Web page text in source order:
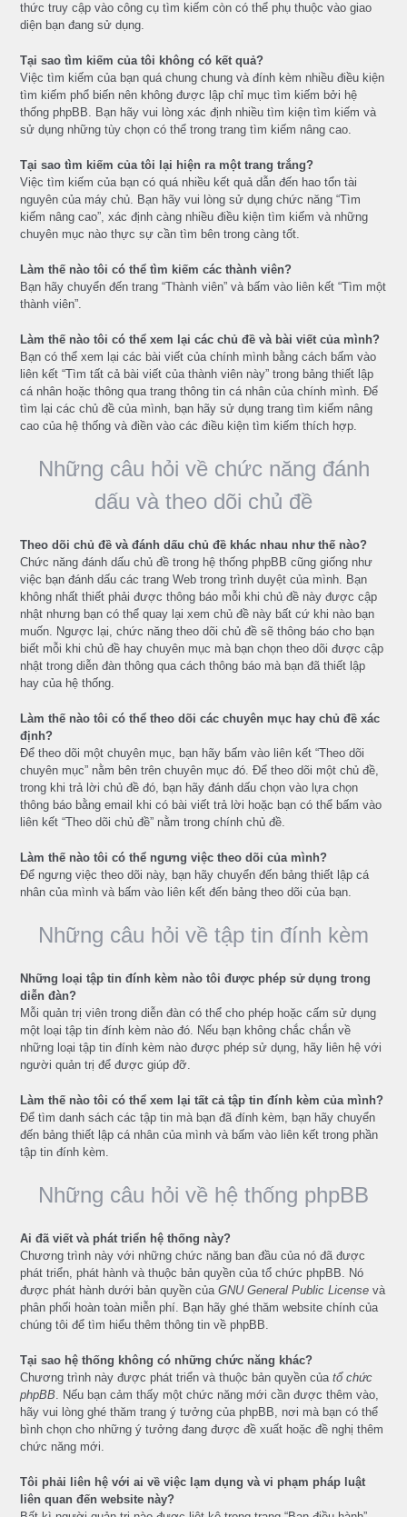
thức truy cập vào công cụ tìm kiếm còn có thể phụ thuộc vào giao
diện bạn đang sử dụng.
Tại sao tìm kiếm của tôi không có kết quả?
Việc tìm kiếm của bạn quá chung chung và đính kèm nhiều điều kiện
tìm kiếm phổ biến nên không được lập chỉ mục tìm kiếm bởi hệ
thống phpBB. Bạn hãy vui lòng xác định nhiều tìm kiện tìm kiếm và
sử dụng những tùy chọn có thể trong trang tìm kiếm nâng cao.
Tại sao tìm kiếm của tôi lại hiện ra một trang trắng?
Việc tìm kiếm của bạn có quá nhiều kết quả dẫn đến hao tổn tài
nguyên của máy chủ. Bạn hãy vui lòng sử dụng chức năng “Tìm
kiếm nâng cao”, xác định càng nhiều điều kiện tìm kiếm và những
chuyên mục nào thực sự cần tìm bên trong càng tốt.
Làm thế nào tôi có thể tìm kiếm các thành viên?
Bạn hãy chuyển đến trang “Thành viên” và bấm vào liên kết “Tìm một
thành viên”.
Làm thế nào tôi có thể xem lại các chủ đề và bài viết của mình?
Bạn có thể xem lại các bài viết của chính mình bằng cách bấm vào
liên kết “Tìm tất cả bài viết của thành viên này” trong bảng thiết lập
cá nhân hoặc thông qua trang thông tin cá nhân của chính mình. Để
tìm lại các chủ đề của mình, bạn hãy sử dụng trang tìm kiếm nâng
cao của hệ thống và điền vào các điều kiện tìm kiếm thích hợp.
Những câu hỏi về chức năng đánh
dấu và theo dõi chủ đề
Theo dõi chủ đề và đánh dấu chủ đề khác nhau như thế nào?
Chức năng đánh dấu chủ đề trong hệ thống phpBB cũng giống như
việc bạn đánh dấu các trang Web trong trình duyệt của mình. Bạn
không nhất thiết phải được thông báo mỗi khi chủ đề này được cập
nhật nhưng bạn có thể quay lại xem chủ đề này bất cứ khi nào bạn
muốn. Ngược lại, chức năng theo dõi chủ đề sẽ thông báo cho bạn
biết mỗi khi chủ đề hay chuyên mục mà bạn chọn theo dõi được cập
nhật trong diễn đàn thông qua cách thông báo mà bạn đã thiết lập
hay của hệ thống.
Làm thế nào tôi có thể theo dõi các chuyên mục hay chủ đề xác
định?
Để theo dõi một chuyên mục, bạn hãy bấm vào liên kết “Theo dõi
chuyên mục” nằm bên trên chuyên mục đó. Để theo dõi một chủ đề,
trong khi trả lời chủ đề đó, bạn hãy đánh dấu chọn vào lựa chọn
thông báo bằng email khi có bài viết trả lời hoặc bạn có thể bấm vào
liên kết “Theo dõi chủ đề” nằm trong chính chủ đề.
Làm thế nào tôi có thể ngưng việc theo dõi của mình?
Để ngưng việc theo dõi này, bạn hãy chuyển đến bảng thiết lập cá
nhân của mình và bấm vào liên kết đến bảng theo dõi của bạn.
Những câu hỏi về tập tin đính kèm
Những loại tập tin đính kèm nào tôi được phép sử dụng trong
diễn đàn?
Mỗi quản trị viên trong diễn đàn có thể cho phép hoặc cấm sử dụng
một loại tập tin đính kèm nào đó. Nếu bạn không chắc chắn về
những loại tập tin đính kèm nào được phép sử dụng, hãy liên hệ với
người quản trị để được giúp đỡ.
Làm thế nào tôi có thể xem lại tất cả tập tin đính kèm của mình?
Để tìm danh sách các tập tin mà bạn đã đính kèm, bạn hãy chuyển
đến bảng thiết lập cá nhân của mình và bấm vào liên kết trong phần
tập tin đính kèm.
Những câu hỏi về hệ thống phpBB
Ai đã viết và phát triển hệ thống này?
Chương trình này với những chức năng ban đầu của nó đã được
phát triển, phát hành và thuộc bản quyền củatổ chức phpBB. Nó
được phát hành dưới bản quyền củaGNU General Public License và
phân phối hoàn toàn miễn phí. Bạn hãy ghé thăm website chính của
chúng tôi để tìm hiểu thêm thông tin về phpBB.
Tại sao hệ thống không có những chức năng khác?
Chương trình này được phát triển và thuộc bản quyền củatổ chức
phpBB. Nếu bạn cảm thấy một chức năng mới cần được thêm vào,
hãy vui lòng ghé thămtrang ý tưởng của phpBB, nơi mà bạn có thể
bình chọn cho những ý tưởng đang được đề xuất hoặc đề nghị thêm
chức năng mới.
Tôi phải liên hệ với ai về việc lạm dụng và vi phạm pháp luật
liên quan đến website này?